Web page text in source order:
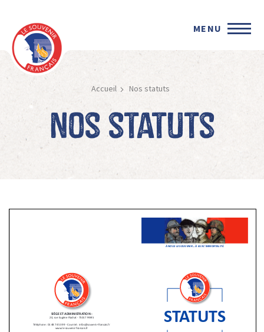
MENU
Accueil Nos statuts
Nos statuts